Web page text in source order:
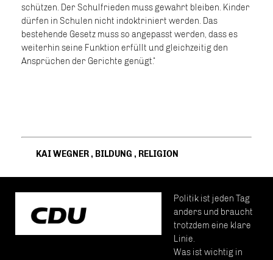
schützen. Der Schulfrieden muss gewahrt bleiben. Kinder
dürfen in Schulen nicht indoktriniert werden. Das
bestehende Gesetz muss so angepasst werden, dass es
weiterhin seine Funktion erfüllt und gleichzeitig den
Ansprüchen der Gerichte genügt.“
KAI WEGNER, BILDUNG , RELIGION
Politik ist jeden Tag
anders und braucht
trotzdem eine klare
Linie.
Was ist wichtig in